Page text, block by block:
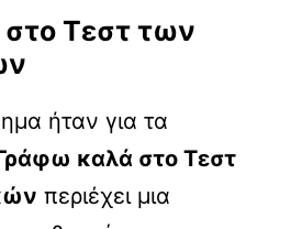
Τεστ των
ήταν για τα
καλά στο Τεστ
περιέχει μια